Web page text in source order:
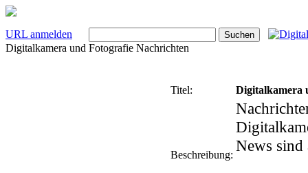
URL anmelden
Digitalkamera und Fotografie Nachrichten
Titel: Digitalkamera
Beschreibung:
News sind